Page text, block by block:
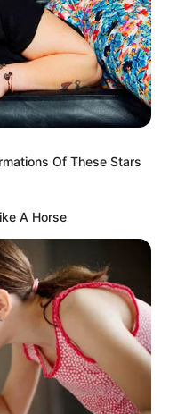
Croacia.
Corea del Sur.
Of These Stars
A Horse